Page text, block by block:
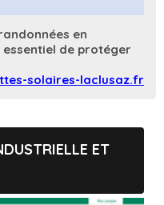
en
essentiel de protéger
solaires-laclusaz.fr
ET